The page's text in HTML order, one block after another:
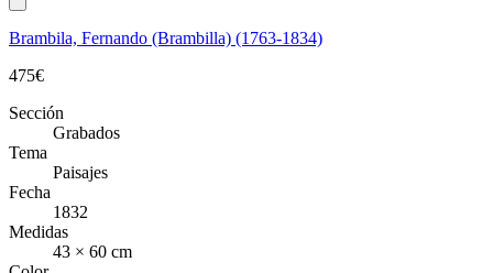
Brambila, Fernando (Brambilla) (1763-1834)
475€
Sección
Grabados
Tema
Paisajes
Fecha
1832
Medidas
43 × 60 cm